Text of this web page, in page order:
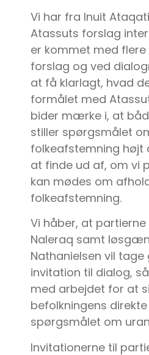
Vi har fra Inuit
Atassuts forslag
er kommet med
forslag og ved
at få klarlagt, hvad
formålet med
bider mærke i, at
stiller spørgsmålet
folkeafstemning højt
at finde ud af, om vi
kan mødes om
folkeafstemning.
Vi håber, at
Naleraq samt
Nathanielsen vil
invitation til dialog,
med arbejdet for at
befolkningens
spørgsmålet om
Invitationerne til